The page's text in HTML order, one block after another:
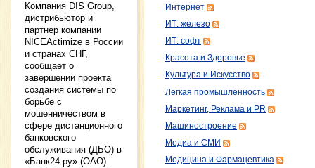
Компания DIS Group,
дистрибьютор и
партнер компании
NICEActimize в России
и странах СНГ,
сообщает о
завершении проекта
создания системы по
борьбе с
мошенничеством в
сфере дистанционного
банковского
обслуживания (ДБО) в
«Банк24.ру» (ОАО).
Интернет
ИТ: железо
ИТ: софт
Красота и Здоровье
Культура и Искусство
Легкая промышленность
Маркетинг, Реклама и PR
Машиностроение
Медиа и СМИ
Медицина и Фармацевтика